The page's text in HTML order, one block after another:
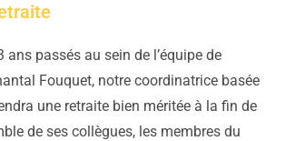
ans passés au sein de l’équipe de
Fouquet, notre coordinatrice basée
une retraite bien méritée à la fin de
de ses collègues, les membres du